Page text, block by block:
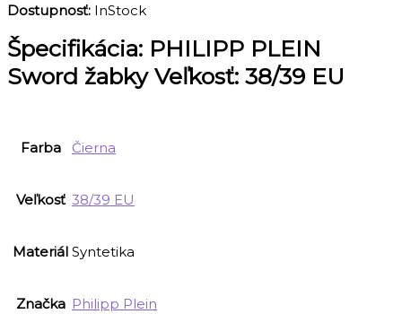
Dostupnosť: InStock
Špecifikácia: PHILIPP PLEIN
Sword žabky Veľkosť: 38/39 EU
Farba Čierna
Veľkosť 38/39 EU
Materiál Syntetika
Značka Philipp Plein